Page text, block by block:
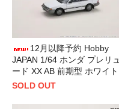
12月以降予約 Hobby
JAPAN 1/64 ホンダ プレリュ
ード XX AB 前期型 ホワイト
SOLD OUT